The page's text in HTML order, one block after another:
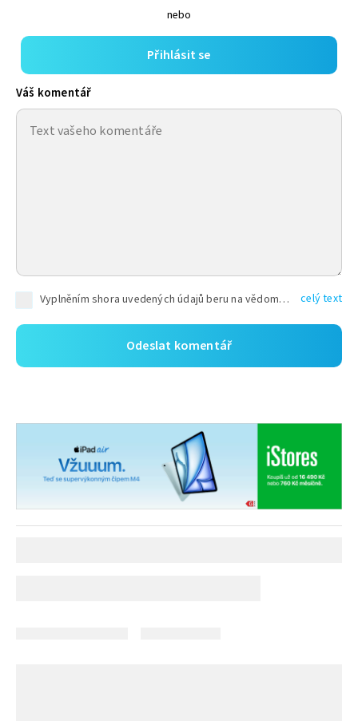
nebo
Přihlásit se
Váš komentář
Vyplněním shora uvedených údajů beru na vědomí, že společnost TEXT FACTORY s.r.o., sídlem Brno, Durďákova 336/29, Černá Pole, PSČ: 613 00, IČ: 06157831, zapsané u Krajského soudu v Brně, oddíl C, vložka 100399, bude zpracovávat mé osobní údaje uvedené v rámci mnou vyplněného registračního formuláře na základě oprávněných zájmů TEXT FACTORY s.r.o. dle čl. 6 odst. 1 písm. f) GDPR a pro splnění právních povinností (čl. 6 odst. 1 písm. c) GDPR), a to pro tyto účely: nezbytnost zajistit oprávnění návštěvníka webových stránek provozovaných společností TEXT FACTORY s.r.o. přispívat aktivně ke zveřejněným článkům nebo v rámci diskusních fór a výkon práv TEXT FACTORY s.r.o. jako administrátora těchto diskusních fór. Více informací o zpracování osobních údajů a právech lze nalézt v celý text